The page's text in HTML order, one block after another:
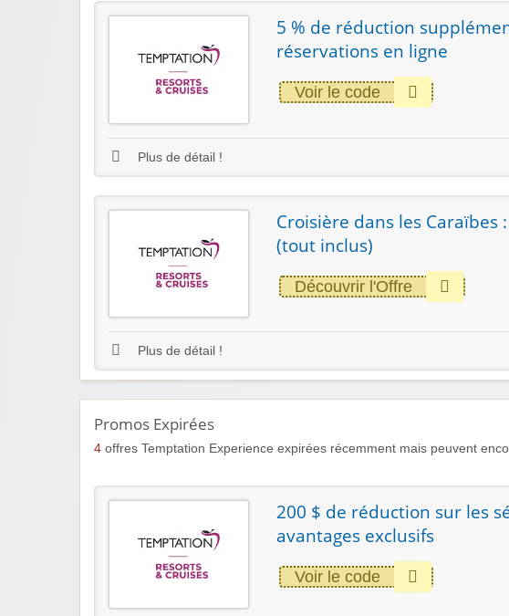
5 % de réduction
réservations en ligne
Voir le code
Plus de détail !
Croisière dans les
(tout inclus)
Découvrir l'Offre
Plus de détail !
Promos Expirées
4 offres Temptation Experience expirées récemment mais peuvent
200 $ de réduction sur les
avantages exclusifs
Voir le code